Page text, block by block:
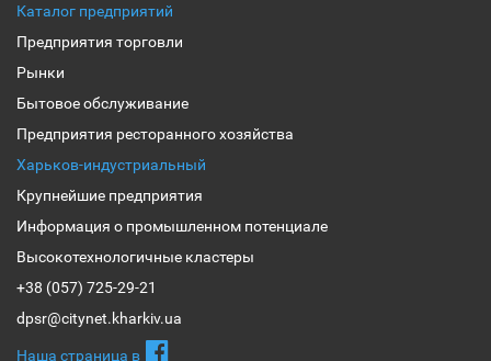
Каталог предприятий
Предприятия торговли
Рынки
Бытовое обслуживание
Предприятия ресторанного хозяйства
Харьков-индустриальный
Крупнейшие предприятия
Информация о промышленном потенциале
Высокотехнологичные кластеры
+38 (057) 725-29-21
dpsr@citynet.kharkiv.ua
Наша страница в